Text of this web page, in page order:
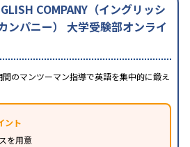
COMPANY（イングリッシ
ンパニー） 大学受験部オンライ
間のマンツーマン指導で英語を集中的に鍛え
ント
を用意